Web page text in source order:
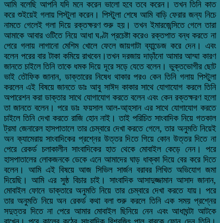
আমি বলেছি আপনি যদি মনে করেন ভালো হবে তবে করেন। তখন তিনি কাত
করে শুইয়েই গলায় পিস্টুলা করেন। পিস্টুলা শেষে আমি বাড়ি ফেরার জন্য নিচে
নামতে গেলেই গলা দিয়ে রক্তক্ষরণ শুরু হয়। তখন ইমারজেন্সিতে গেলে তারা
আমাকে আবার ওটিতে নিয়ে আধা ঘণ্টা প্রচেষ্টা করেও রক্তপাত বন্ধ করতে না
পেরে গলায় লাগানো মেশিম খোলে ফেলে জায়গাটা ব্যান্ডেজ করে দেন। এবং
বলেন পরের বার টাকা কমিয়ে রাখবেন।তখন দরজায় দাড়াঁনো আমার আম্মা কারণ
জানতে চাইলে তিনি তাকে ধমক দিয়ে দূরে সড়ে যেতে বলেন। ভুক্তভোগীর ছোট
ভাই তৌফিক জানান, ডাক্তারের নিষেধ থাকার পরও কেন তিনি গলায় পিস্টুলা
করলেন এই বিষয়ে জানতে ডাঃ আবু সাঈদ কাকার সাথে যোগাযোগ করলে তিনি
অপারেশন করা ডাক্তার সাথে যোগাযোগ করতে বলেন এবং কেন রক্তক্ষরণ হলো
তা জানতে বলেন। পরে ডাঃ ফয়সাল আল-আ্হসান এর সাথে যোগাযোগ করতে
চাইলে তিনি দেখা করতে রাজি হোন নাই। তাই পরিচিত সাংবাদিক নিয়ে গতকাল
ট্রমা জেনারেল হাসপাতালে তার চেম্বারে দেখা করতে গেলে, তার অনুমতি নিয়েই
অন ক্যামেরায় সাংবাদিকের প্রশ্নের উত্তর দিতে গিয়ে কোন উত্তর দিতে না
পেরে রেকর্ড চলাকালীন সাংবাদিকের হাত থেকে মোবাইল কেড়ে নেন। পরে
হাসপাতালের লোকজনকে ডেকে এনে আমাদের ঘাড় ধাক্কা দিয়ে বের করে দিতে
বলেন। আমি এই বিষয়ে আজ সিভিল সার্জন বরাবর লিখিত অভিযোগ জমা
দিয়েছি। আমি এর সুষ্ঠ বিচার চাই। সাংবাদিক আসাদুজ্জামান আসাদ জানান,
মোবাইল ফোনে ডাক্তারে অনুমতি নিয়ে তার চেম্বারে দেখা করতে যায়। পরে
তার অনুমতি নিয়ে অন রেকর্ড কথা বলা শুরু করলে তিনি এক সময় প্রশ্নের
সদুত্তর দিতে না পেরে আমার মোবাইল ছিনিয়ে নেন এবং আধাঘন্টা আটকে